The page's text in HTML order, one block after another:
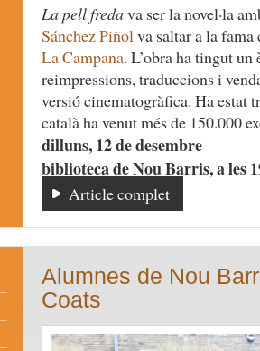
La pell fredava ser la novel·la
Sánchez Piñolva saltar a la fama
La Campana. L’obra ha tingut
reimpressions, traduccions i
versió cinematogràfica. Ha estat
català ha venut més de 150.000
dilluns, 12 de desembre
biblioteca de Nou Barris, a les
Article complet
Alumnes de Nou
Coats